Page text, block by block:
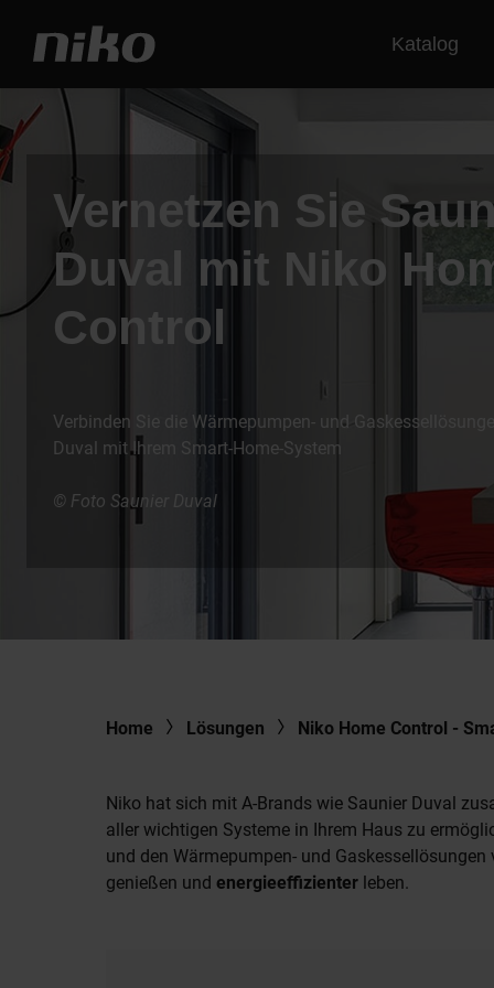
Katalog
Vernetzen Sie
Duval mit Niko
Control
Verbinden Sie die Wärmepumpen- und
Duval mit Ihrem Smart-Home-System
© Foto Saunier Duval
Home Lösungen Niko Home Control -
Niko hat sich mit A-Brands wie Saunier Duval
aller wichtigen Systeme in Ihrem Haus zu
und den Wärmepumpen- und
genießen und energieeffizienter leben.